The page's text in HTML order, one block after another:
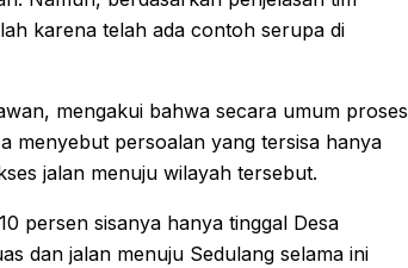
karena telah ada contoh serupa di
mengakui bahwa secara umum proses
menyebut persoalan yang tersisa hanya
jalan menuju wilayah tersebut.
persen sisanya hanya tinggal Desa
dan jalan menuju Sedulang selama ini